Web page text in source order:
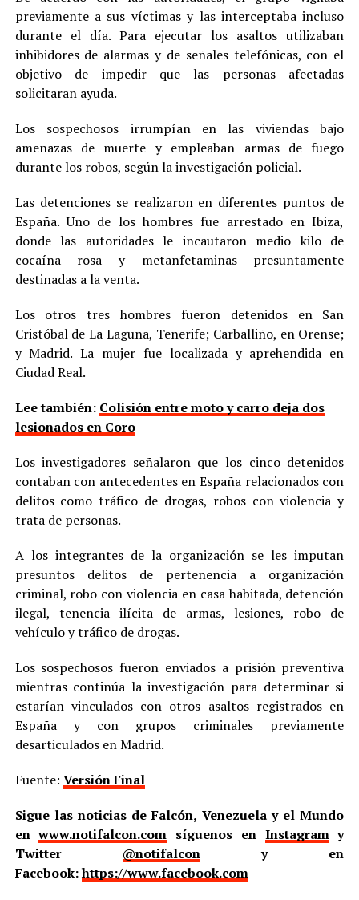
previamente a sus víctimas y las interceptaba incluso
durante el día. Para ejecutar los asaltos utilizaban
inhibidores de alarmas y de señales telefónicas, con el
objetivo de impedir que las personas afectadas
solicitaran ayuda.
Los sospechosos irrumpían en las viviendas bajo
amenazas de muerte y empleaban armas de fuego
durante los robos, según la investigación policial.
Las detenciones se realizaron en diferentes puntos de
España. Uno de los hombres fue arrestado en Ibiza,
donde las autoridades le incautaron medio kilo de
cocaína rosa y metanfetaminas presuntamente
destinadas a la venta.
Los otros tres hombres fueron detenidos en San
Cristóbal de La Laguna, Tenerife; Carballiño, en Orense;
y Madrid. La mujer fue localizada y aprehendida en
Ciudad Real.
Lee también: Colisión entre moto y carro deja dos
lesionados en Coro
Los investigadores señalaron que los cinco detenidos
contaban con antecedentes en España relacionados con
delitos como tráfico de drogas, robos con violencia y
trata de personas.
A los integrantes de la organización se les imputan
presuntos delitos de pertenencia a organización
criminal, robo con violencia en casa habitada, detención
ilegal, tenencia ilícita de armas, lesiones, robo de
vehículo y tráfico de drogas.
Los sospechosos fueron enviados a prisión preventiva
mientras continúa la investigación para determinar si
estarían vinculados con otros asaltos registrados en
España y con grupos criminales previamente
desarticulados en Madrid.
Fuente: Versión Final
Sigue las noticias de Falcón, Venezuela y el Mundo
enwww.notifalcon.com síguenos en Instagramy
Twitter @notifalcony en
Facebook:https://www.facebook.com